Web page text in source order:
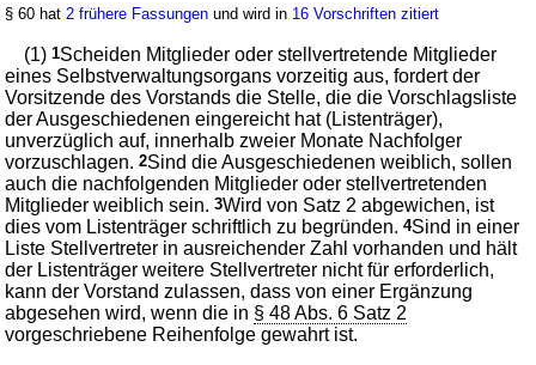
neugefasst durch B. v. 12.11.2009BGBl. I S. 3710, 3973, 2011 I 363;
Artikel 2
Geltung ab 01.07.1977; FNA: 860-4-1Sozialgesetzbuch
202 weitere Fassungen | wird in 1127 Vorschriften zitiert
Vierter Abschnitt Träger der Sozialversicherung
Zweiter Titel Zusammensetzung, Wahl und Verfahren
der Selbstverwaltungsorgane, Versichertenältesten
und Vertrauenspersonen
§ 60 hat 2 frühere Fassungen und wird in 16 Vorschriften zitiert
(1)1Scheiden Mitglieder oder stellvertretende Mitglieder
eines Selbstverwaltungsorgans vorzeitig aus, fordert der
Vorsitzende des Vorstands die Stelle, die die Vorschlagsliste
der Ausgeschiedenen eingereicht hat (Listenträger),
unverzüglich auf, innerhalb zweier Monate Nachfolger
vorzuschlagen.2Sind die Ausgeschiedenen weiblich, sollen
auch die nachfolgenden Mitglieder oder stellvertretenden
Mitglieder weiblich sein.3Wird von Satz 2 abgewichen, ist
dies vom Listenträger schriftlich zu begründen.4Sind in einer
Liste Stellvertreter in ausreichender Zahl vorhanden und hält
der Listenträger weitere Stellvertreter nicht für erforderlich,
kann der Vorstand zulassen, dass von einer Ergänzung
abgesehen wird, wenn die in § 48 Abs. 6 Satz 2
vorgeschriebene Reihenfolge gewahrt ist.